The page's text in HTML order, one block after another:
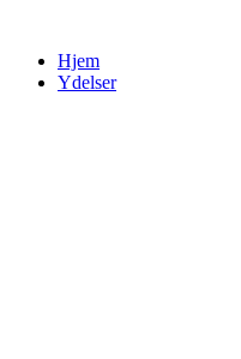
indholdHjem
Ydelser